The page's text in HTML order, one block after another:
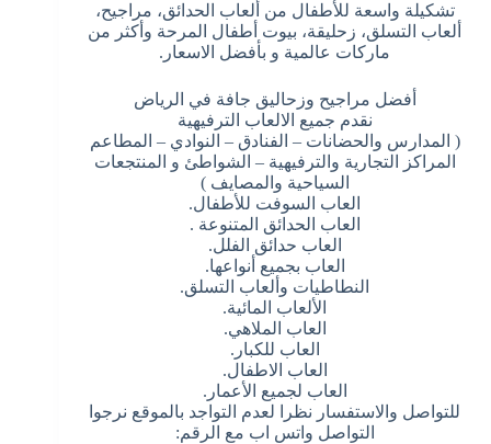
تشكيلة واسعة للأطفال من ألعاب الحدائق، مراجيح،
ألعاب التسلق، زحليقة، بيوت أطفال المرحة وأكثر من
ماركات عالمية و بأفضل الاسعار.
أفضل مراجيح وزحاليق جافة في الرياض
نقدم جميع الالعاب الترفيهية
( المدارس والحضانات – الفنادق – النوادي – المطاعم
المراكز التجارية والترفيهية – الشواطئ و المنتجعات
السياحية والمصايف )
العاب السوفت للأطفال.
العاب الحدائق المتنوعة .
العاب حدائق الفلل.
العاب بجميع أنواعها.
النطاطيات وألعاب التسلق.
الألعاب المائية.
العاب الملاهي.
العاب للكبار.
العاب الاطفال.
العاب لجميع الأعمار.
للتواصل والاستفسار نظرا لعدم التواجد بالموقع نرجوا
التواصل واتس اب مع الرقم: